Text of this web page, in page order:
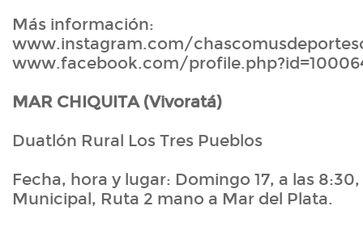
Más información:
www.instagram.com/
www.facebook.com/
MAR CHIQUITA (Vivoratá)
Duatlón Rural Los Tres Pueblos
Fecha, hora y lugar: Domingo 17, a las
Municipal, Ruta 2 mano a Mar del Plata.